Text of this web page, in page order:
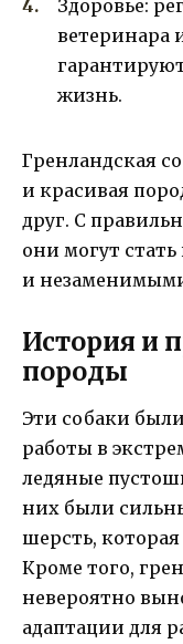
Здоровье:
ветеринара
жизнь.
Гренландская
и красивая
друг. С
они могут
и
История и
породы
Эти собаки
работы в
ледяные
них были
шерсть,
Кроме того,
невероятно
адаптации для